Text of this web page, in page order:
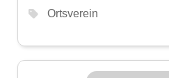
Ortsverein